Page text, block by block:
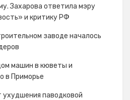
Захарова ответила мэру
и критику РФ
заводе началось
машин в кюветы и
в Приморье
паводковой